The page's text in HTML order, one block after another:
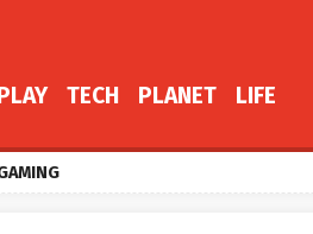
TECH PLANET LIFE